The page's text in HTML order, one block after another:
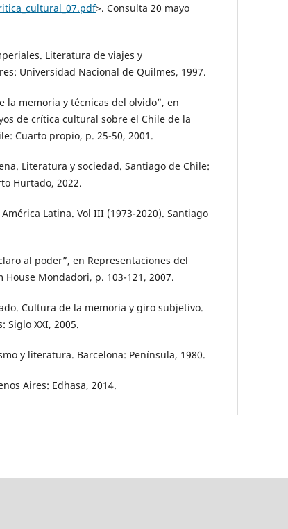
>. Consulta 20 mayo
Literatura de viajes y
Universidad Nacional de Quilmes, 1997.
la memoria y técnicas del olvido”, en
de crítica cultural sobre el Chile de la
Cuarto propio, p. 25-50, 2001.
Literatura y sociedad. Santiago de Chile:
Hurtado, 2022.
Latina. Vol III (1973-2020). Santiago
al poder”, en Representaciones del
Mondadori, p. 103-121, 2007.
Cultura de la memoria y giro subjetivo.
Siglo XXI, 2005.
y literatura. Barcelona: Península, 1980.
Aires: Edhasa, 2014.